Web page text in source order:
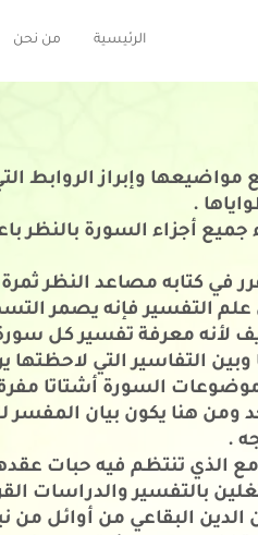
الرئيسية من نحن
وإبراز الروابط
.
جميع أجزاء السورة بالنظر
في كتابه مصاعد النظر
التفسير فإنه يصمر
لأنه معرفة تفسير كل
التفاسير التي لاحظتها
السورة أشتاتا مفرقة
ومن هنا يكون بيان
.
الذي تنتظم فيه حبات
بالتفسير والدراسات
البقاعي من أوائل من